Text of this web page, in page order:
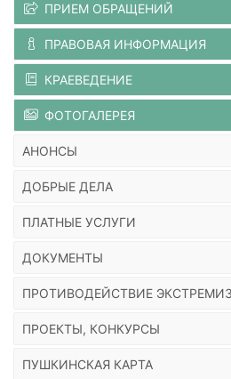
ПРИЕМ ОБРАЩЕНИЙ
ПРАВОВАЯ ИНФОРМАЦИЯ
КРАЕВЕДЕНИЕ
ФОТОГАЛЕРЕЯ
АНОНСЫ
ДОБРЫЕ ДЕЛА
ПЛАТНЫЕ УСЛУГИ
ДОКУМЕНТЫ
ПРОТИВОДЕЙСТВИЕ
ПРОЕКТЫ, КОНКУРСЫ
ПУШКИНСКАЯ КАРТА